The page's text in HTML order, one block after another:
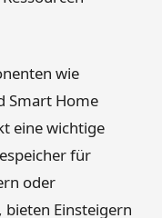
wie
Smart Home
eine wichtige
für
oder
Einsteigern